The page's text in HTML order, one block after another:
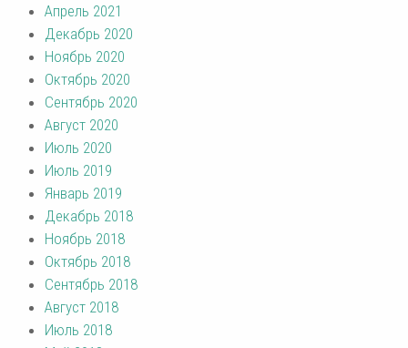
Апрель 2021
Декабрь 2020
Ноябрь 2020
Октябрь 2020
Сентябрь 2020
Август 2020
Июль 2020
Июль 2019
Январь 2019
Декабрь 2018
Ноябрь 2018
Октябрь 2018
Сентябрь 2018
Август 2018
Июль 2018